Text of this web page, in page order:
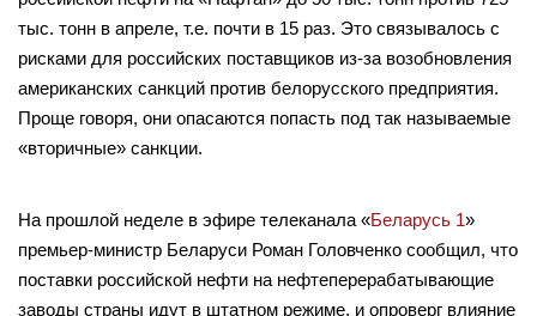
тыс. тонн в апреле, т.е. почти в 15 раз. Это связывалось с
рисками для российских поставщиков из-за возобновления
американских санкций против белорусского предприятия.
Проще говоря, они опасаются попасть под так называемые
«вторичные» санкции.
На прошлой неделе в эфире телеканала «Беларусь 1»
премьер-министр Беларуси Роман Головченко сообщил, что
поставки российской нефти на нефтеперерабатывающие
заводы страны идут в штатном режиме, и опроверг влияние